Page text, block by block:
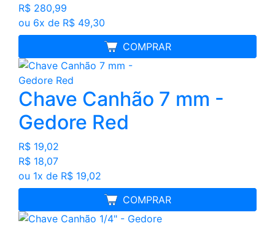
R$ 280,99
ou 6x de R$ 49,30
COMPRAR
MELHOR PREÇO
Chave Canhão 7 mm -
Gedore Red
R$ 19,02
R$ 18,07
ou 1x de R$ 19,02
COMPRAR
MELHOR PREÇO